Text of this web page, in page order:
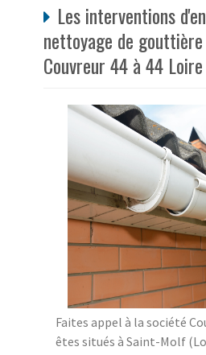
Les interventions
nettoyage de
Couvreur 44 à 44
Faites appel à la société
êtes situés à Saint-Molf